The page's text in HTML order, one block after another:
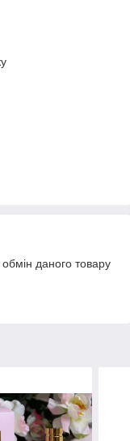
даного товару